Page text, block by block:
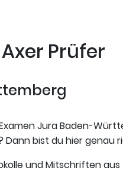
Prüfer
Jura Baden-
Dann bist du hier genau
und Mitschriften